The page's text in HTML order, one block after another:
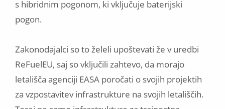
s hibridnim pogonom, ki vključuje baterijski
pogon.
Zakonodajalci so to želeli upoštevati že v uredbi
ReFuelEU, saj so vključili zahtevo, da morajo
letališča agenciji EASA poročati o svojih projektih
za vzpostavitev infrastrukture na svojih letališčih.